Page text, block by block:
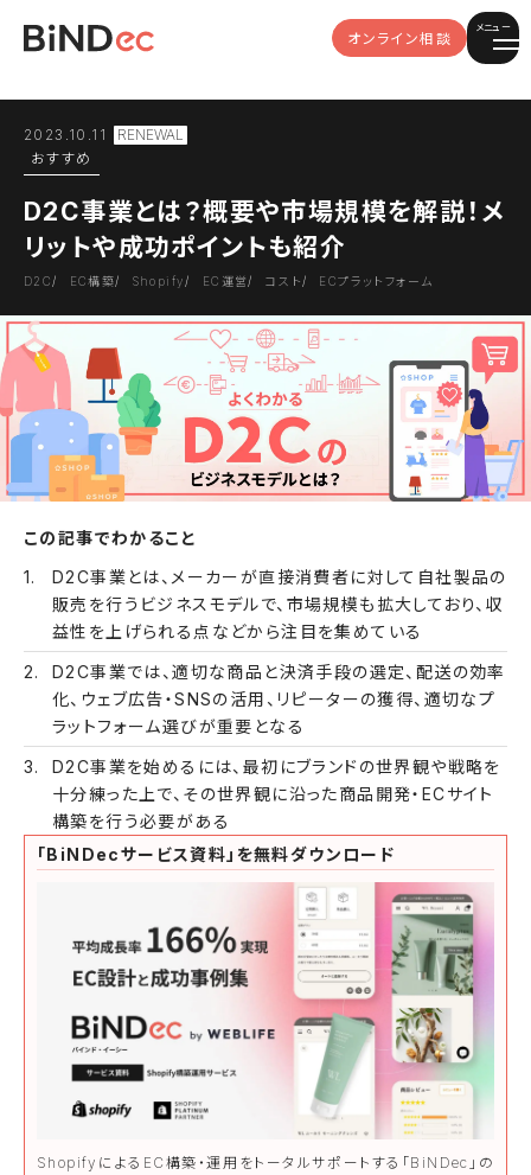
オンライン相談
メニュー
おすすめ
2023.10.11
D2C事業とは？概要や市場規模を解説！メ
リットや成功ポイントも紹介
D2C EC構築 Shopify EC運営 コスト ECプラットフォーム
この記事でわかること
D2C事業とは、メーカーが直接消費者に対して自社製品の
販売を行うビジネスモデルで、市場規模も拡大しており、収
益性を上げられる点などから注目を集めている
D2C事業では、適切な商品と決済手段の選定、配送の効率
化、ウェブ広告・SNSの活用、リピーターの獲得、適切なプ
ラットフォーム選びが重要となる
D2C事業を始めるには、最初にブランドの世界観や戦略を
十分練った上で、その世界観に沿った商品開発・ECサイト
構築を行う必要がある
「BiNDecサービス資料」を無料ダウンロード
ShopifyによるEC構築・運用をトータルサポートする「BiNDec」の